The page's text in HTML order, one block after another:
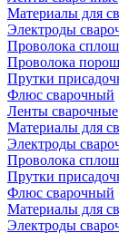
Материалы для
Электроды
Проволока
Проволока
Прутки
Флюс сварочный
Ленты сварочные
Материалы для
Электроды
Проволока
Прутки
Флюс сварочный
Материалы для
Электроды